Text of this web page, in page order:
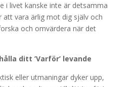
i livet kanske inte är detsamma
att vara ärlig mot dig själv och
och omvärdera när det
ditt ’Varför’ levande
eller utmaningar dyker upp,